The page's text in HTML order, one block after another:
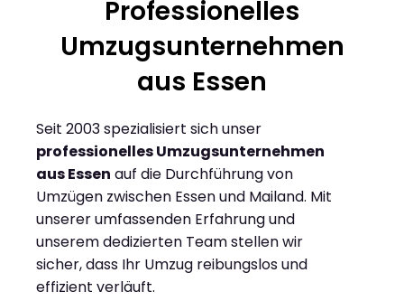
Professionelles
Umzugsunternehmen
aus Essen
Seit 2003 spezialisiert sich unser
professionelles Umzugsunternehmen
aus Essen auf die Durchführung von
Umzügen zwischen Essen und Mailand. Mit
unserer umfassenden Erfahrung und
unserem dedizierten Team stellen wir
sicher, dass Ihr Umzug reibungslos und
effizient verläuft.